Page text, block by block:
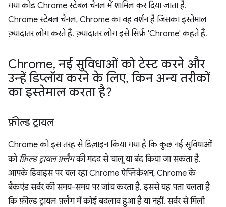
गया कोड Chrome स्टेबल चैनल में शामिल कर दिया जाता है.
Chrome स्टेबल चैनल, Chrome का वह वर्शन है जिसका इस्तेमाल
ज़्यादातर लोग करते हैं. ज़्यादातर लोग इसे सिर्फ़ 'Chrome' कहते हैं.
Chrome, नई सुविधाओं को टेस्ट करने और
उन्हें डिप्लॉय करने के लिए, किन अन्य तरीकों
का इस्तेमाल करता है?
फ़ील्ड ट्रायल
Chrome को इस तरह से डिज़ाइन किया गया है कि कुछ नई सुविधाओं
को फ़िल्ड ट्रायल फ़्लैगकी मदद से चालू या बंद किया जा सकता है.
आपके डिवाइस पर चल रहा Chrome ऐप्लिकेशन, Chrome के
बैकएंड सर्वर की समय-समय पर जांच करता है. इससे यह पता चलता है
कि फ़ील्ड ट्रायल फ़्लैग में कोई बदलाव हुआ है या नहीं. सर्वर से मिली